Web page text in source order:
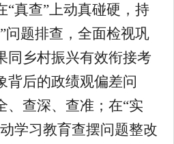
“真查”上动真碰硬，持
问题排查，全面检视巩
同乡村振兴有效衔接考
背后的政绩观偏差问
、查深、查准；在“实
学习教育查摆问题整改